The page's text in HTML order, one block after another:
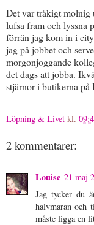
Det var tråkigt molnig
lufsa fram och lyssna
förrän jag kom in i
jag på jobbet och
morgonjoggande
det dags att jobba.
stjärnor i butikerna på
Löpning & Livet kl.
2 kommentarer:
Louise 21 maj
Jag tycker du
halvmaran och
måste ligga en